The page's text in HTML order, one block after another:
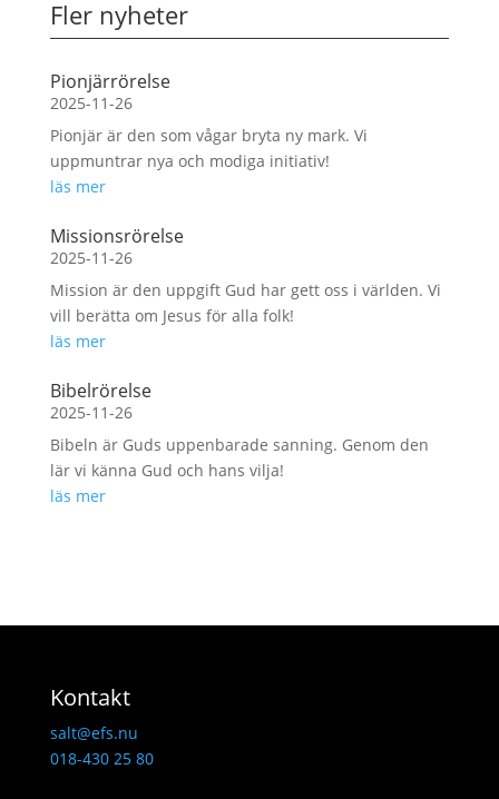
Fler nyheter
Pionjärrörelse
2025-11-26
Pionjär är den som vågar bryta ny mark. Vi
uppmuntrar nya och modiga initiativ!
läs mer
Missionsrörelse
2025-11-26
Mission är den uppgift Gud har gett oss i världen. Vi
vill berätta om Jesus för alla folk!
läs mer
Bibelrörelse
2025-11-26
Bibeln är Guds uppenbarade sanning. Genom den
lär vi känna Gud och hans vilja!
läs mer
Kontakt
salt@efs.nu
018-430 25 80